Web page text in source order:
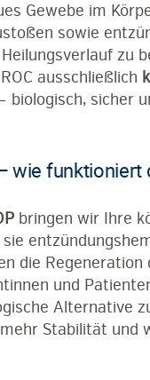
Gewebe im
sowie
zu
ausschließlich
biologisch, sicher
wie funktioniert
bringen wir Ihre
die Regeneration
und
Alternative
Stabilität und